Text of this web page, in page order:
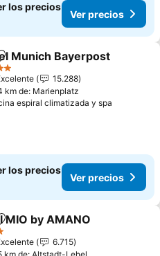
los precios
Ver precios
a favoritos
Munich Bayerpost
15.288
km de: Marienplatz
espiral climatizada y spa
los precios
Ver precios
a favoritos
MIO by AMANO
6.715